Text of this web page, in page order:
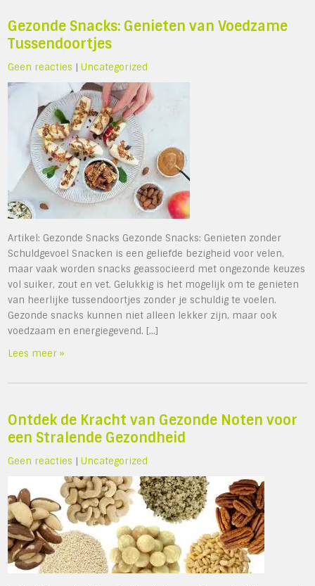
Gezonde Snacks: Genieten van Voedzame
Tussendoortjes
Geen reacties |Uncategorized
Artikel: Gezonde Snacks Gezonde Snacks: Genieten zonder
Schuldgevoel Snacken is een geliefde bezigheid voor velen,
maar vaak worden snacks geassocieerd met ongezonde keuzes
vol suiker, zout en vet. Gelukkig is het mogelijk om te genieten
van heerlijke tussendoortjes zonder je schuldig te voelen.
Gezonde snacks kunnen niet alleen lekker zijn, maar ook
voedzaam en energiegevend. […]
Lees meer »
Ontdek de Kracht van Gezonde Noten voor
een Stralende Gezondheid
Geen reacties |Uncategorized